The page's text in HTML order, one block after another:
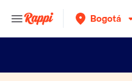
Bogotá